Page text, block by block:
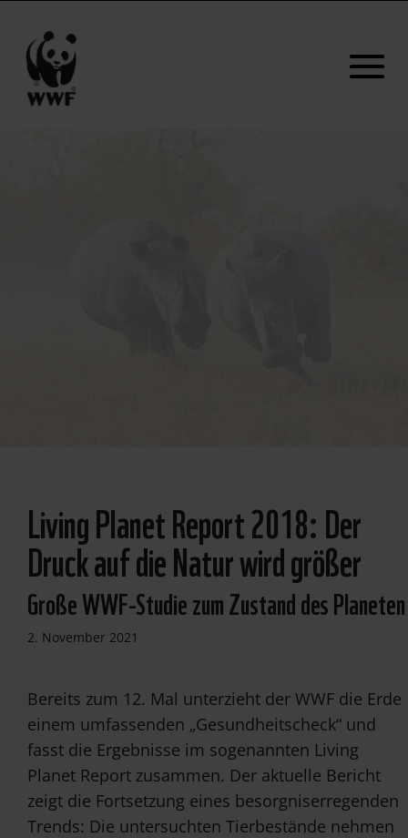
Living Planet Report 2018: Der
Druck auf die Natur wird größer
Große WWF-Studie zum Zustand des Planeten
2. November 2021
Bereits zum 12. Mal unterzieht der WWF die Erde
einem umfassenden „Gesundheitscheck“ und
fasst die Ergebnisse im sogenannten Living
Planet Report zusammen. Der aktuelle Bericht
zeigt die Fortsetzung eines besorgniserregenden
Trends: Die untersuchten Tierbestände nehmen